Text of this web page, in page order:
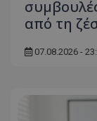
από τη
07.08.2026 -